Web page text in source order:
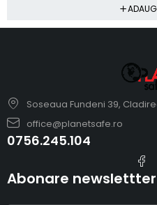
Soseaua Fundeni 39,
office@planetsafe.ro
0756.245.104
Abonare newslettter